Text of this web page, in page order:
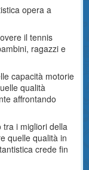
opera a
il tennis
ragazzi e
capacità motorie
qualità
affrontando
tra i migliori della
quelle qualità in
crede fin